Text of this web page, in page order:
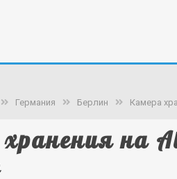
Германия Берлин Камера
на